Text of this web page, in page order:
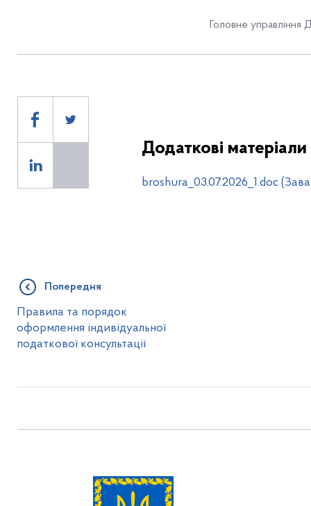
Головне управління
Додаткові матеріали
broshura_03.07.2026_1.doc
Попередня
Правила та порядок
оформлення індивідуальної
податкової консультації